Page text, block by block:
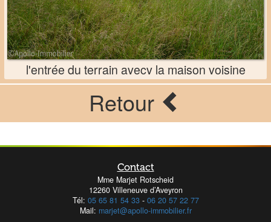
l'entrée du terrain avecv la maison voisine
Retour
Contact
Mme Marjet Rotscheid
12260 Villeneuve d’Aveyron
Tél: 05 65 81 54 33- 06 20 57 22 77
Mail: marjet@apollo-immobilier.fr